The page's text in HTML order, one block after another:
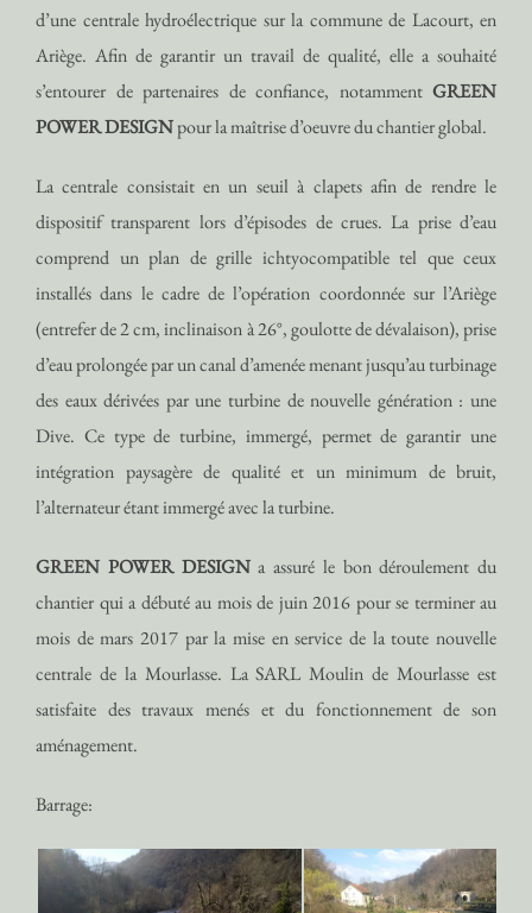
d’une centrale hydroélectrique sur la commune de Lacourt, en
Ariège. Afin de garantir un travail de qualité, elle a souhaité
s’entourer de partenaires de confiance, notamment GREEN
POWER DESIGNpour la maîtrise d’oeuvre du chantier global.
La centrale consistait en un seuil à clapets afin de rendre le
dispositif transparent lors d’épisodes de crues. La prise d’eau
comprend un plan de grille ichtyocompatible tel que ceux
installés dans le cadre de l’opération coordonnée sur l’Ariège
(entrefer de 2 cm, inclinaison à 26°, goulotte de dévalaison), prise
d’eau prolongée par un canal d’amenée menant jusqu’au turbinage
des eaux dérivées par une turbine de nouvelle génération : une
Dive. Ce type de turbine, immergé, permet de garantir une
intégration paysagère de qualité et un minimum de bruit,
l’alternateur étant immergé avec la turbine.
GREEN POWER DESIGNa assuré le bon déroulement du
chantier qui a débuté au mois de juin 2016 pour se terminer au
mois de mars 2017 par la mise en service de la toute nouvelle
centrale de la Mourlasse. La SARL Moulin de Mourlasse est
satisfaite des travaux menés et du fonctionnement de son
aménagement.
Barrage: